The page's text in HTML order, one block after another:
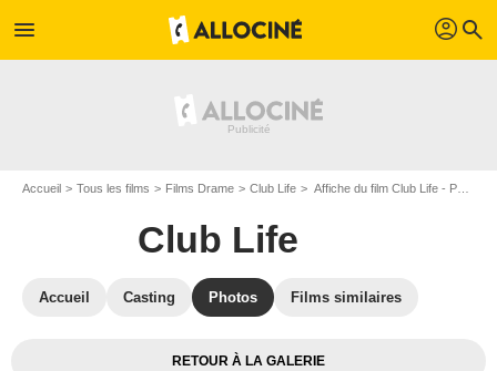
menu profil search
Accueil Tous les films Films Drame Club Life Affiche du film Club Life - Photo 1
Club Life
Accueil Casting Photos Films similaires
RETOUR À LA GALERIE